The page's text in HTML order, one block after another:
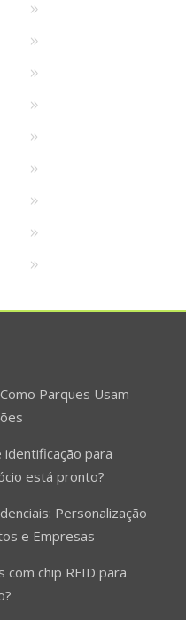
Parques Usam
para
está pronto?
Personalização
e Empresas
com chip RFID para